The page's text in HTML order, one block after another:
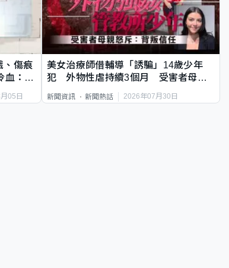
、傷痕
：同
05日
美女治療師借輔導「誘騙」14歲少年
犯 外物性虐持續3個月 受害者母：
新聞資訊 新聞熱話 2026年07月30日